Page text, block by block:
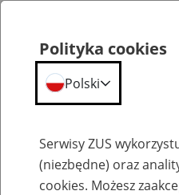
Emerytury
Polityka cookies
Polski
Serwisy ZUS
(niezbędne) oraz
cookies. Możesz